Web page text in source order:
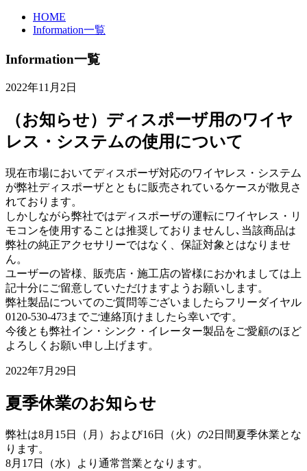
HOME
Information一覧
Information一覧
2022年11月2日
（お知らせ）ディスポーザ用のワイヤ
レス・システムの使用について
現在市場においてディスポーザ対応のワイヤレス・システム
が弊社ディスポーザとともに販売されているケースが散見さ
れております。
しかしながら弊社ではディスポーザの運転にワイヤレス・リ
モコンを使用することは推奨しておりませんし､当該商品は
弊社の純正アクセサリーではなく、保証対象とはなりませ
ん。
ユーザーの皆様、販売店・施工店の皆様におかれましては上
記十分にご留意していただけますようお願いします。
弊社製品についてのご質問等ございましたらフリーダイヤル
0120-530-473までご連絡頂けましたら幸いです。
今後とも弊社イン・シンク・イレーター製品をご愛顧のほど
よろしくお願い申し上げます。
2022年7月29日
夏季休業のお知らせ
弊社は8月15日（月）および16日（火）の2日間夏季休業とな
ります。
8月17日（水）より通常営業となります。